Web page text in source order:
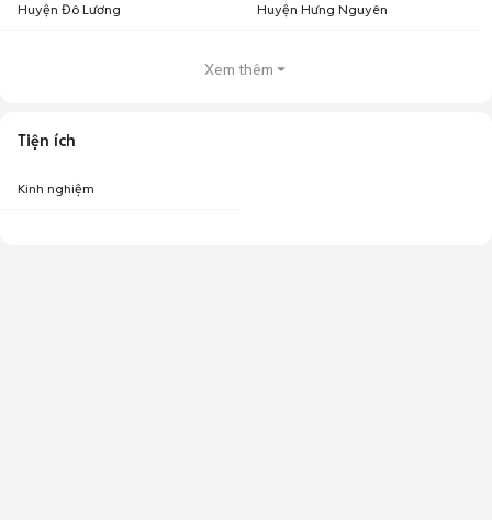
Huyện Đô Lương Huyện Hưng Nguyên
Xem thêm
Tiện ích
Kinh nghiệm